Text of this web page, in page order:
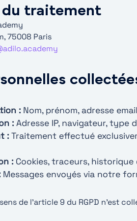
du traitement
75008 Paris
: Nom, prénom, adresse
: Adresse IP, navigateur, type
: Traitement effectué
: Cookies, traceurs, historique
Messages envoyés via notre
de l’article 9 du RGPD n’est